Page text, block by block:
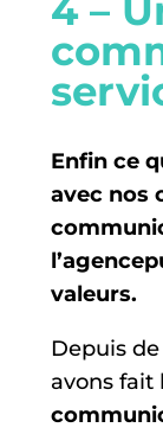
4 –
Enfin ce
avec nos
l’
valeurs.
Depuis
avons fait